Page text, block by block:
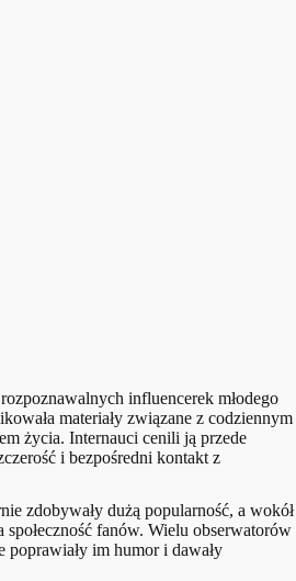
influencerek młodego
materiały związane z codziennym
życia. Internauci cenili ją przede
i bezpośredni kontakt z
zdobywały dużą popularność, a wokół
społeczność fanów. Wielu obserwatorów
poprawiały im humor i dawały